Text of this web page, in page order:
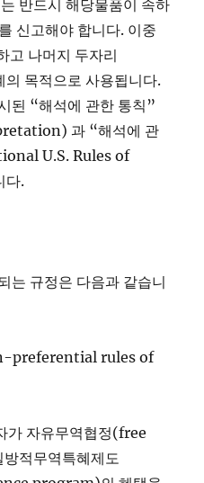
반드시 해당물품이 속하
신고해야 합니다. 이중
고 나머지 두자리
목적으로 사용됩니다.
된 “해석에 관한 통칙”
과 “해석에 관
U.S. Rules of
다.
는 규정은 다음과 같습니
preferential rules of
가 자유무역협정(free
적무역특혜제도